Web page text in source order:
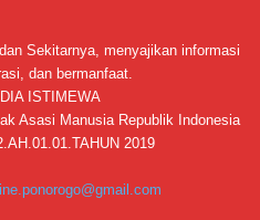
Sekitarnya, menyajikan informasi
dan bermanfaat.
ISTIMEWA
Asasi Manusia Republik Indonesia
2019